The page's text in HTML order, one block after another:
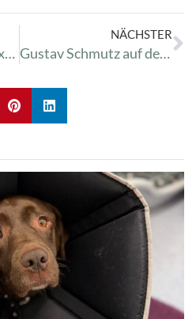
Spartacus das Stallmixkaninchen
NÄCHSTER
Gustav Schmutz auf dem Weg der Besserung